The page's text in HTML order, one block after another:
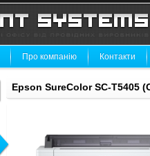
Про компанію Контакти
Epson SureColor SC-T5405